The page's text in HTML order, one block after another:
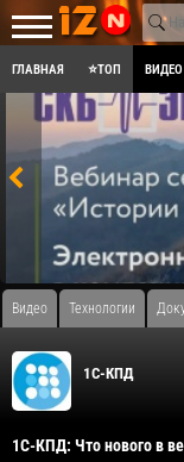
ГЛАВНАЯ ⭐ТОП ВИДЕО
Видео Технологии
1С-КПД
1С-КПД: Что нового в